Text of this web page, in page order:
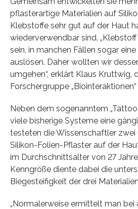
pflasterartige Materialien auf
Klebstoffe sehr gut auf der Haut
wiederverwendbar sind.
sein, in manchen Fällen sogar
auslösen. Daher wollten wir
umgehen“, erklärt Klaus Kruttwig,
Forschergruppe
Neben dem sogenanntem
viele bisherige Systeme eine
testeten die Wissenschaftler zwei
Silikon-Folien-Pflaster auf der
im Durchschnittsalter von 27
Kenngröße diente dabei die
Biegesteifigkeit der drei
„Normalerweise ermittelt man bei